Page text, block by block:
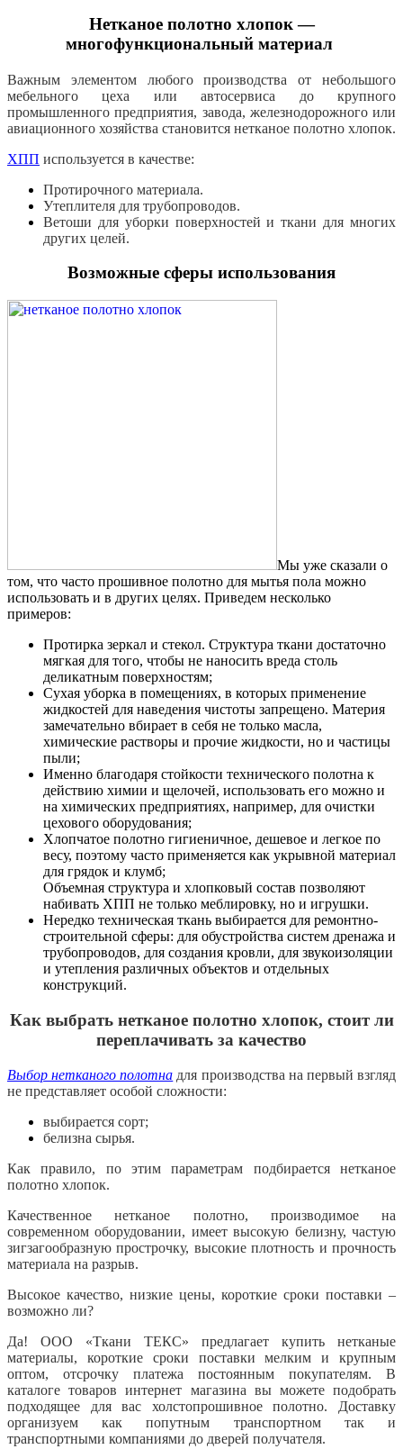
Нетканое полотно хлопок —
многофункциональный материал
Важным элементом любого производства от небольшого
мебельного цеха или автосервиса до крупного
промышленного предприятия, завода, железнодорожного или
авиационного хозяйства становится нетканое полотно хлопок.
ХПП используется в качестве:
Протирочного материала.
Утеплителя для трубопроводов.
Ветоши для уборки поверхностей и ткани для многих
других целей.
Возможные сферы использования
Мы уже сказали о
том, что часто прошивное полотно для мытья пола можно
использовать и в других целях. Приведем несколько
примеров:
Протирка зеркал и стекол. Структура ткани достаточно
мягкая для того, чтобы не наносить вреда столь
деликатным поверхностям;
Сухая уборка в помещениях, в которых применение
жидкостей для наведения чистоты запрещено. Материя
замечательно вбирает в себя не только масла,
химические растворы и прочие жидкости, но и частицы
пыли;
Именно благодаря стойкости технического полотна к
действию химии и щелочей, использовать его можно и
на химических предприятиях, например, для очистки
цехового оборудования;
Хлопчатое полотно гигиеничное, дешевое и легкое по
весу, поэтому часто применяется как укрывной материал
для грядок и клумб;
Объемная структура и хлопковый состав позволяют
набивать ХПП не только меблировку, но и игрушки.
Нередко техническая ткань выбирается для ремонтно-
строительной сферы: для обустройства систем дренажа и
трубопроводов, для создания кровли, для звукоизоляции
и утепления различных объектов и отдельных
конструкций.
Как выбрать нетканое полотно хлопок, стоит ли
переплачивать за качество
Выбор нетканого полотна для производства на первый взгляд
не представляет особой сложности:
выбирается сорт;
белизна сырья.
Как правило, по этим параметрам подбирается нетканое
полотно хлопок.
Качественное нетканое полотно, производимое на
современном оборудовании, имеет высокую белизну, частую
зигзагообразную прострочку, высокие плотность и прочность
материала на разрыв.
Высокое качество, низкие цены, короткие сроки поставки –
возможно ли?
Да! ООО «Ткани ТЕКС» предлагает купить нетканые
материалы, короткие сроки поставки мелким и крупным
оптом, отсрочку платежа постоянным покупателям. В
каталоге товаров интернет магазина вы можете подобрать
подходящее для вас холстопрошивное полотно. Доставку
организуем как попутным транспортном так и
транспортными компаниями до дверей получателя.